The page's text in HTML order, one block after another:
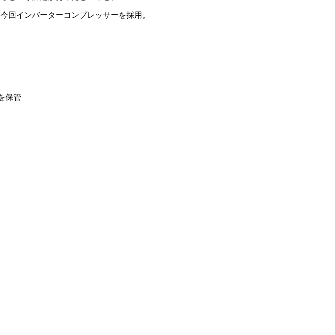
回インバーターコンプレッサーを採用。
保管